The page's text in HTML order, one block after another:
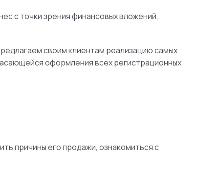
с точки зрения финансовых вложений,
своим клиентам реализацию самых
оформления всех регистрационных
причины его продажи, ознакомиться с